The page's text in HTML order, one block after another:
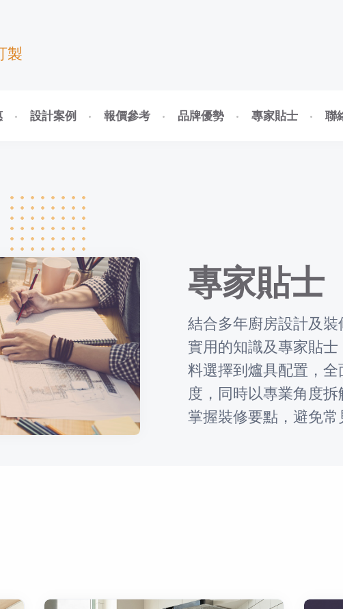
製
設計案例 報價參考 品牌優勢 專家貼士 聯
專家貼士
結合多年廚房設計及
實用的知識及專家貼
料選擇到爐具配置，
度，同時以專業角度
掌握裝修要點，避免常